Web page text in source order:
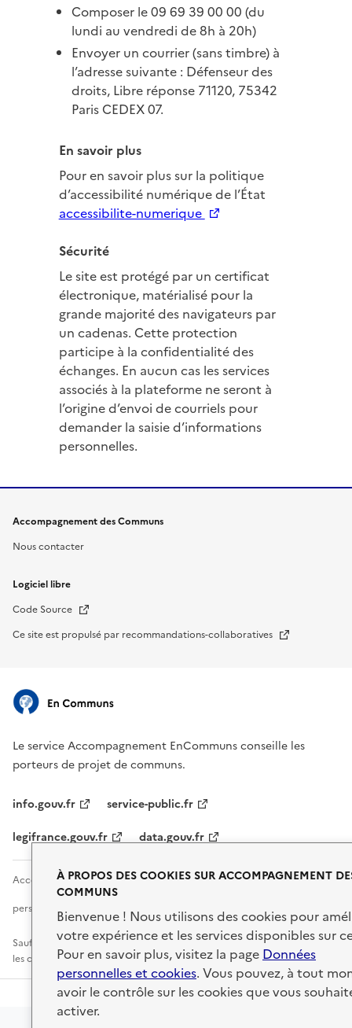
À PROPOS DES COOKIES SUR ACCOMPAGNEMENT
COMMUNS
Bienvenue ! Nous utilisons des cookies pour
votre expérience et les services disponibles sur
Pour en savoir plus, visitez la page Données
personnelles et cookies. Vous pouvez, à tout
avoir le contrôle sur les cookies que vous
activer.
Composer le 09 69 39 00 00 (du
lundi au vendredi de 8h à 20h)
Envoyer un courrier (sans timbre) à
l’adresse suivante : Défenseur des
droits, Libre réponse 71120, 75342
Paris CEDEX 07.
En savoir plus
Pour en savoir plus sur la politique
d’accessibilité numérique de l’État
accessibilite-numerique Nouvelle fenêtre
Sécurité
Le site est protégé par un certificat
électronique, matérialisé pour la
grande majorité des navigateurs par
un cadenas. Cette protection
participe à la confidentialité des
échanges. En aucun cas les services
associés à la plateforme ne seront à
l’origine d’envoi de courriels pour
demander la saisie d’informations
personnelles.
Accompagnement des Communs
Nous contacter
Logiciel libre
Code Source Nouvelle fenêtre
Ce site est propulsé par recommandations-collaboratives Nouvelle fenêtre
Le service Accompagnement EnCommuns conseille les
porteurs de projet de communs.
info.gouv.fr
service-public.fr
legifrance.gouv.fr
data.gouv.fr
Accessibilité : non conforme Mentions légales
Données
personnelles
Conditions d'utilisation Sécurité
Sauf mention explicite de propriété intellectuelle détenue par des tiers,
les contenus de ce site sont proposés souslicence etalab-2.0